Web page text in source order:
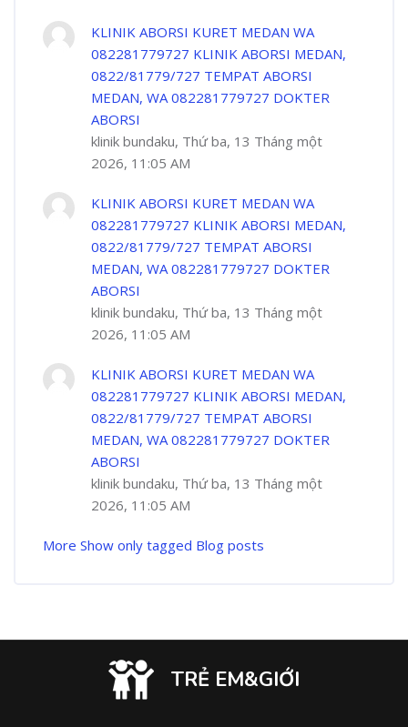
KLINIK ABORSI KURET MEDAN WA
082281779727 KLINIK ABORSI MEDAN,
0822/81779/727 TEMPAT ABORSI
MEDAN, WA 082281779727 DOKTER
ABORSI
klinik bundaku, Thứ ba, 13 Tháng một
2026, 11:05 AM
KLINIK ABORSI KURET MEDAN WA
082281779727 KLINIK ABORSI MEDAN,
0822/81779/727 TEMPAT ABORSI
MEDAN, WA 082281779727 DOKTER
ABORSI
klinik bundaku, Thứ ba, 13 Tháng một
2026, 11:05 AM
KLINIK ABORSI KURET MEDAN WA
082281779727 KLINIK ABORSI MEDAN,
0822/81779/727 TEMPAT ABORSI
MEDAN, WA 082281779727 DOKTER
ABORSI
klinik bundaku, Thứ ba, 13 Tháng một
2026, 11:05 AM
More Show only tagged Blog posts
TRẺ EM&GIỚI